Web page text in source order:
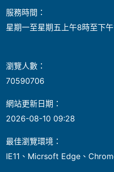
服務時間：
星期一至星期五上午8時至下
瀏覽人數：
70590706
網站更新日期：
2026-08-10 09:28
最佳瀏覽環境：
IE11、Micrsoft Edge、